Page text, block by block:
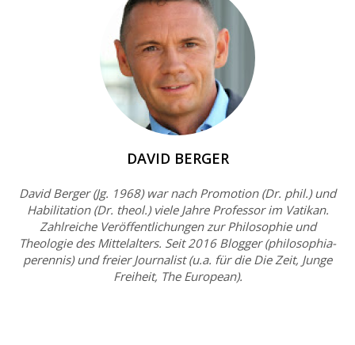
DAVID BERGER
David Berger (Jg. 1968) war nach Promotion (Dr. phil.) und
Habilitation (Dr. theol.) viele Jahre Professor im Vatikan.
Zahlreiche Veröffentlichungen zur Philosophie und
Theologie des Mittelalters. Seit 2016 Blogger (philosophia-
perennis) und freier Journalist (u.a. für die Die Zeit, Junge
Freiheit, The European).